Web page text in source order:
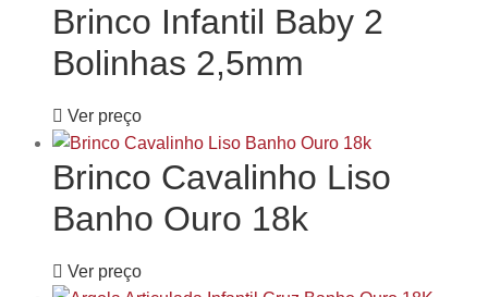
Brinco Infantil Baby 2
Bolinhas 2,5mm
Ver preço
Brinco Cavalinho Liso
Banho Ouro 18k
Ver preço